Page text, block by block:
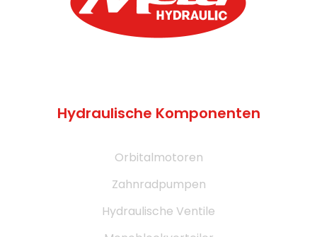
Hydraulische Komponenten
Orbitalmotoren
Zahnradpumpen
Hydraulische Ventile